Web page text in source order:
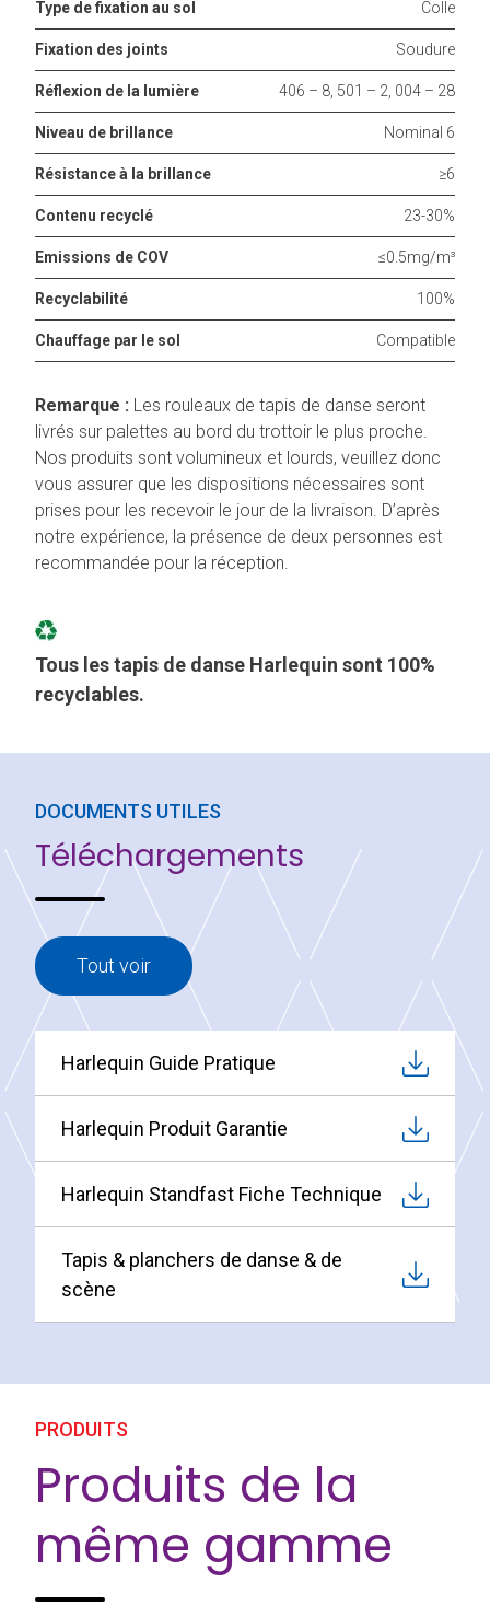
Type de fixation au sol Colle
Fixation des joints Soudure
Réflexion de la lumière 406 – 8, 501 – 2, 004 – 28
Niveau de brillance Nominal 6
Résistance à la brillance ≥6
Contenu recyclé 23-30%
Emissions de COV ≤0.5mg/m³
Recyclabilité 100%
Chauffage par le sol Compatible
Remarque : Les rouleaux de tapis de danse seront
livrés sur palettes au bord du trottoir le plus proche.
Nos produits sont volumineux et lourds, veuillez donc
vous assurer que les dispositions nécessaires sont
prises pour les recevoir le jour de la livraison. D’après
notre expérience, la présence de deux personnes est
recommandée pour la réception.
Tous les tapis de danse Harlequin sont 100%
recyclables.
DOCUMENTS UTILES
Téléchargements
Tout voir
Harlequin Guide Pratique
Harlequin Produit Garantie
Harlequin Standfast Fiche Technique
Tapis & planchers de danse & de
scène
PRODUITS
Produits de la
même gamme